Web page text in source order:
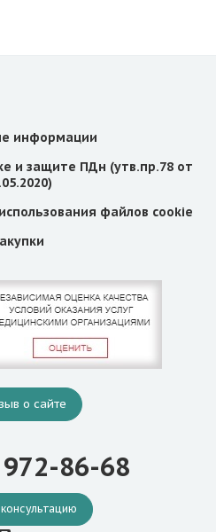
информации
и защите ПДн (утв.пр.78 от
файлов cookie
о сайте
86-68